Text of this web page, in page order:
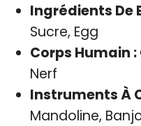
Ingrédients De
Sucre, Egg
Corps Humain :
Nerf
Instruments À
Mandoline,